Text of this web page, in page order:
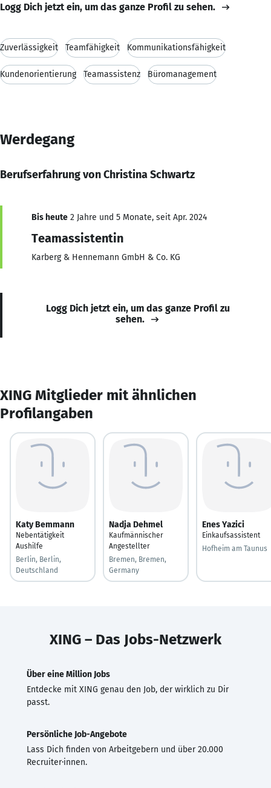
Logg Dich jetzt ein, um das ganze Profil zu sehen.
Zuverlässigkeit Teamfähigkeit Kommunikationsfähigkeit
Kundenorientierung Teamassistenz Büromanagement
Werdegang
Berufserfahrung von Christina Schwartz
Bis heute 2 Jahre und 5 Monate, seit Apr. 2024
Teamassistentin
Karberg & Hennemann GmbH & Co. KG
Logg Dich jetzt ein, um das ganze Profil zu
sehen.
XING Mitglieder mit ähnlichen
Profilangaben
Katy Bemmann
Nebentätigkeit
Aushilfe
Berlin, Berlin,
Deutschland
Nadja Dehmel
Kaufmännischer
Angestellter
Bremen, Bremen,
Germany
Enes Yazici
Einkaufsassistent
Hofheim am Taunus
XING – Das Jobs-Netzwerk
Über eine Million Jobs
Entdecke mit XING genau den Job, der wirklich zu Dir
passt.
Persönliche Job-Angebote
Lass Dich finden von Arbeitgebern und über 20.000
Recruiter·innen.